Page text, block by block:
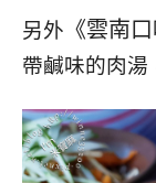
另外 《雲南
帶鹹味的肉湯